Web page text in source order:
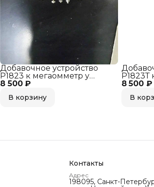
8 500 ₽
Добавочное устройство
Р1823 к мегаомметр у
м1503, м1603, 127В
В корзину
8 500 ₽
Р1823Т
м1503,
В
Контакты
Адрес
198095, Санкт-